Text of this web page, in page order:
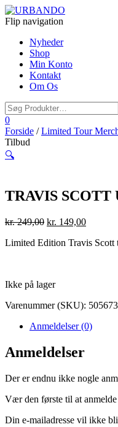
Flip navigation
Nyheder
Shop
Min Konto
Kontakt
Om Os
0
Forside /Limited Tour
Tilbud
🔍
TRAVIS
kr.249,00 kr. 149,00
Limited Edition Travis Scott
Ikke på lager
Varenummer (SKU):
Anmeldelser (0)
Anmeldelser
Der er endnu ikke nogle
Vær den første til at
Din e-mailadresse vil ikke